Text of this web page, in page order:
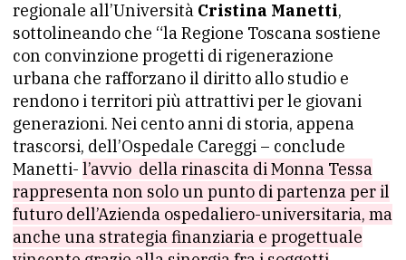
regionale all’Università Cristina Manetti,
sottolineando che “la Regione Toscana sostiene
con convinzione progetti di rigenerazione
urbana che rafforzano il diritto allo studio e
rendono i territori più attrattivi per le giovani
generazioni. Nei cento anni di storia, appena
trascorsi, dell’Ospedale Careggi – conclude
Manetti- l’avvio della rinascita di Monna Tessa
rappresenta non solo un punto di partenza per il
futuro dell’Azienda ospedaliero-universitaria, ma
anche una strategia finanziaria e progettuale